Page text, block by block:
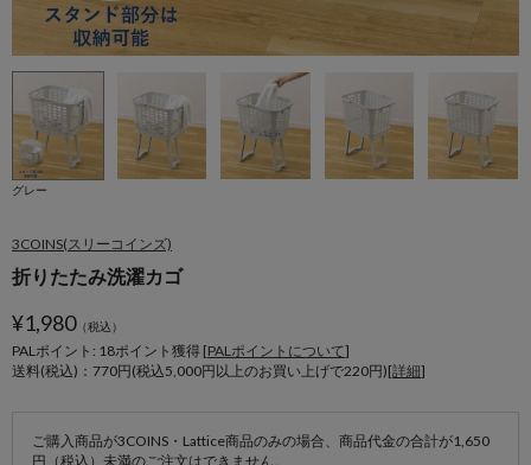
グレー
3COINS(スリーコインズ)
折りたたみ洗濯カゴ
¥1,980（税込）
PALポイント: 18ポイント獲得 [PALポイントについて]
送料(税込)：770円(税込5,000円以上のお買い上げで220円)[詳細]
ご購入商品が3COINS・Lattice商品のみの場合、商品代金の合計が1,650
円（税込）未満のご注文はできません。